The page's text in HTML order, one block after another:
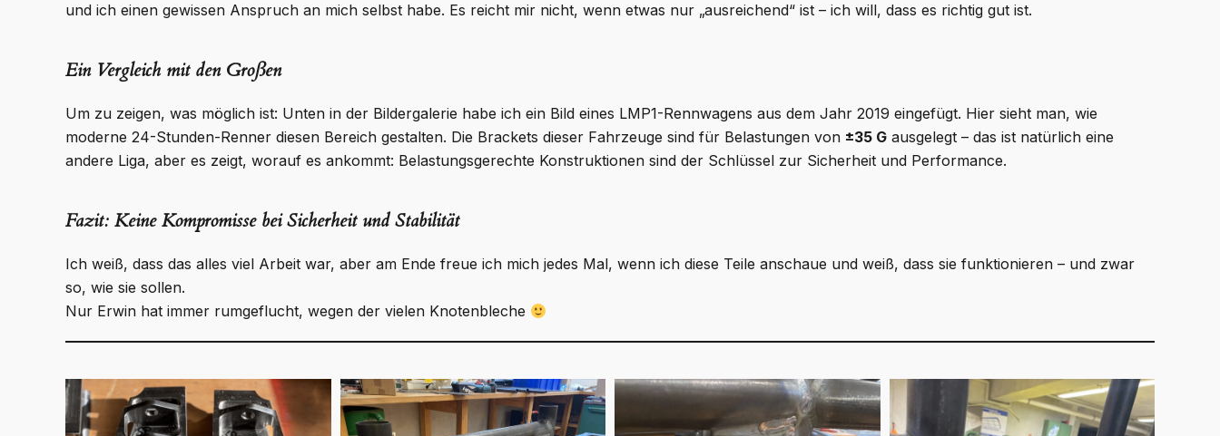
und ich einen gewissen Anspruch an mich selbst habe. Es reicht mir nicht, wenn etwas nur „ausreichend“ ist – ich will, dass es richtig gut ist.
Ein Vergleich mit den Großen
Um zu zeigen, was möglich ist: Unten in der Bildergalerie habe ich ein Bild eines LMP1-Rennwagens aus dem Jahr 2019 eingefügt. Hier sieht man, wie
moderne 24-Stunden-Renner diesen Bereich gestalten. Die Brackets dieser Fahrzeuge sind für Belastungen von ±35 G ausgelegt – das ist natürlich eine
andere Liga, aber es zeigt, worauf es ankommt: Belastungsgerechte Konstruktionen sind der Schlüssel zur Sicherheit und Performance.
Fazit: Keine Kompromisse bei Sicherheit und Stabilität
Ich weiß, dass das alles viel Arbeit war, aber am Ende freue ich mich jedes Mal, wenn ich diese Teile anschaue und weiß, dass sie funktionieren – und zwar
so, wie sie sollen.
Nur Erwin hat immer rumgeflucht, wegen der vielen Knotenbleche